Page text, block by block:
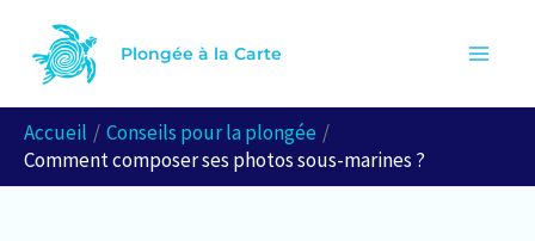
contenu
Plongée à la Carte
Accueil
Conseils pour la plongée
Comment composer ses photos sous-marines ?
e
h
e